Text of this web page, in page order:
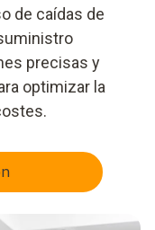
de caídas de
precisas y
optimizar la